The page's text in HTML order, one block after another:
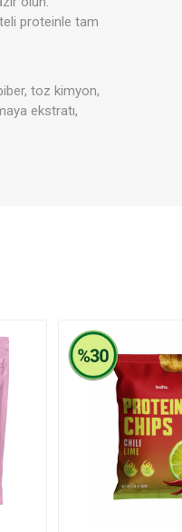
Evcil Hayvan Ürünleri
Kahve - Çay
proteinle tam
toz kimyon,
ekstratı,